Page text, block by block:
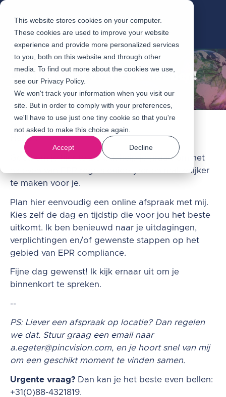
This website stores cookies on your computer.
These cookies are used to improve your website
experience and provide more personalized services
to you, both on this website and through other
media. To find out more about the cookies we use,
see our Privacy Policy.
We won't track your information when you visit our
site. But in order to comply with your preferences,
we'll have to use just one tiny cookie so that you're
not asked to make this choice again.
Accept Decline
Laten we het over EPR hebben!
Hallo ,
Goed om je hier te zien! Ik help je graag om het
naleven van EPR regels duidelijker en makkelijker
te maken voor je.
Plan hier eenvoudig een online afspraak met mij.
Kies zelf de dag en tijdstip die voor jou het beste
uitkomt. Ik ben benieuwd naar je uitdagingen,
verplichtingen en/of gewenste stappen op het
gebied van EPR compliance.
Fijne dag gewenst! Ik kijk ernaar uit om je
binnenkort te spreken.
--
PS: Liever een afspraak op locatie? Dan regelen
we dat. Stuur graag een email naar
a.egeter@pincvision.com, en je hoort snel van mij
om een geschikt moment te vinden samen.
Urgente vraag? Dan kan je het beste even bellen:
+31(0)88-4321819.